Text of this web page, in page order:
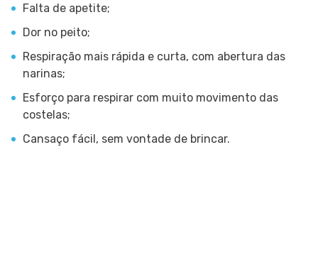
Falta de apetite;
Dor no peito;
Respiração mais rápida e curta, com abertura das
narinas;
Esforço para respirar com muito movimento das
costelas;
Cansaço fácil, sem vontade de brincar.